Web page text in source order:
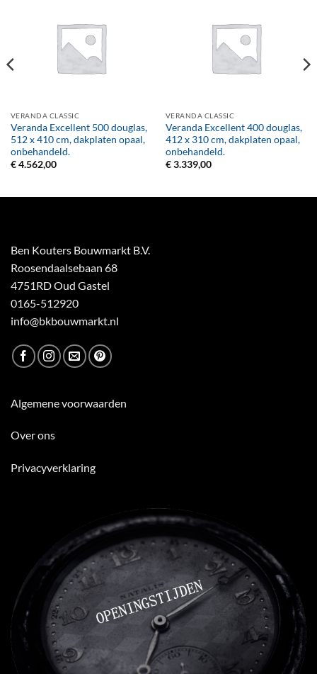
VERANDA CLASSIC
Veranda Excellent 500 douglas,
512 x 410 cm, dakplaten opaal,
onbehandeld.
€4.562,00
VERANDA CLASSIC
Veranda Excellent 400 douglas,
412 x 310 cm, dakplaten opaal,
onbehandeld.
€3.339,00
Ben Kouters Bouwmarkt B.V.
Roosendaalsebaan 68
4751RD Oud Gastel
0165-512920
info@bkbouwmarkt.nl
Algemene voorwaarden
Over ons
Privacyverklaring